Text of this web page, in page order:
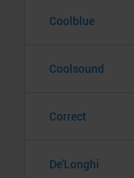
Coolblue
Coolsound
Correct
De'Longhi